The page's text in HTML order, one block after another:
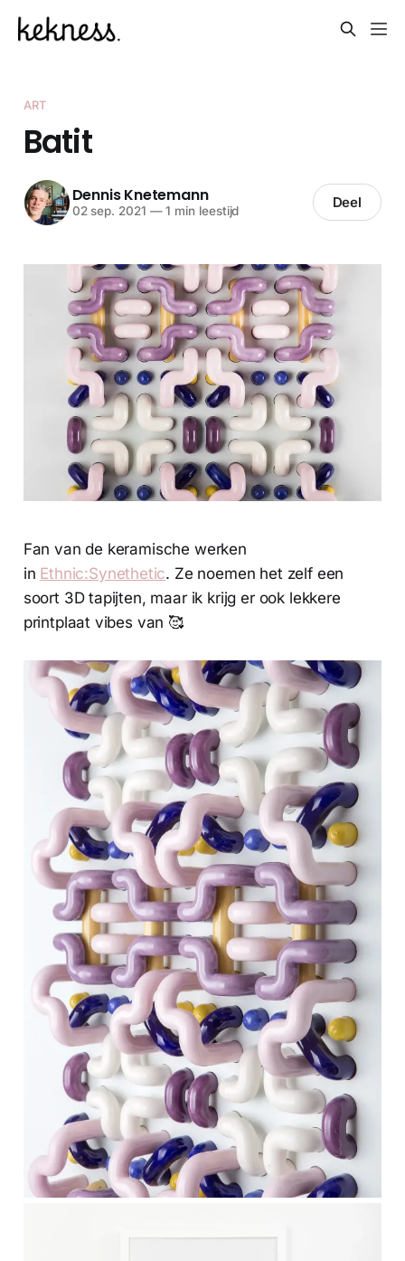
ART
Batit
Dennis Knetemann
02 sep. 2021 —1 min leestijd Deel
Fan van de keramische werken
in Ethnic:Synethetic. Ze noemen het zelf een
soort 3D tapijten, maar ik krijg er ook lekkere
printplaat vibes van 🥰